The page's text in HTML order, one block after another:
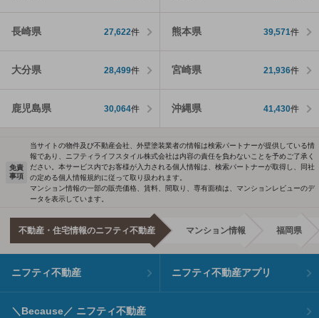
長崎県 27,622件 熊本県 39,571件
大分県 28,499件 宮崎県 21,936件
鹿児島県 30,064件 沖縄県 41,430件
免責
事項
当サイトの物件及び不動産会社、外壁塗装業者の情報は検索パートナーが提供している情
報であり、ニフティライフスタイル株式会社は内容の責任を負わないことを予めご了承く
ださい。本サービス内でお客様が入力される個人情報は、検索パートナーが取得し、同社
の定める個人情報規約に従って取り扱われます。
マンション情報の一部の販売価格、賃料、間取り、専有面積は、マンションレビューのデ
ータを表示しています。
不動産・住宅情報のニフティ不動産 マンション情報 福岡県
ニフティ不動産 ニフティ不動産アプリ
＼Because／ ニフティ不動産